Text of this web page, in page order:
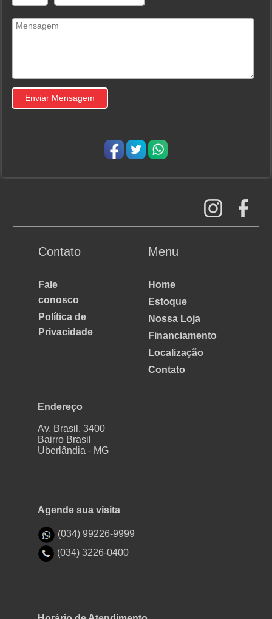
Contato Menu
Fale
conosco
Política de
Privacidade
Home
Estoque
Nossa Loja
Financiamento
Localização
Contato
Endereço
Av. Brasil, 3400
Bairro Brasil
Uberlândia - MG
Agende sua visita
(034) 99226-9999
(034) 3226-0400